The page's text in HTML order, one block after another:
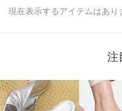
現在表示するアイテムはあり
注